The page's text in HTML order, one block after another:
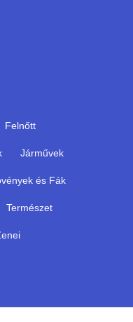
Felnőtt
Járművek
és Fák
Természet